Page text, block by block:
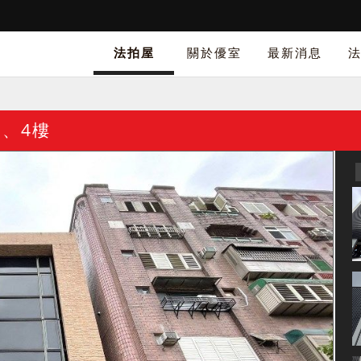
法拍屋 關於優室 最新消息
4樓